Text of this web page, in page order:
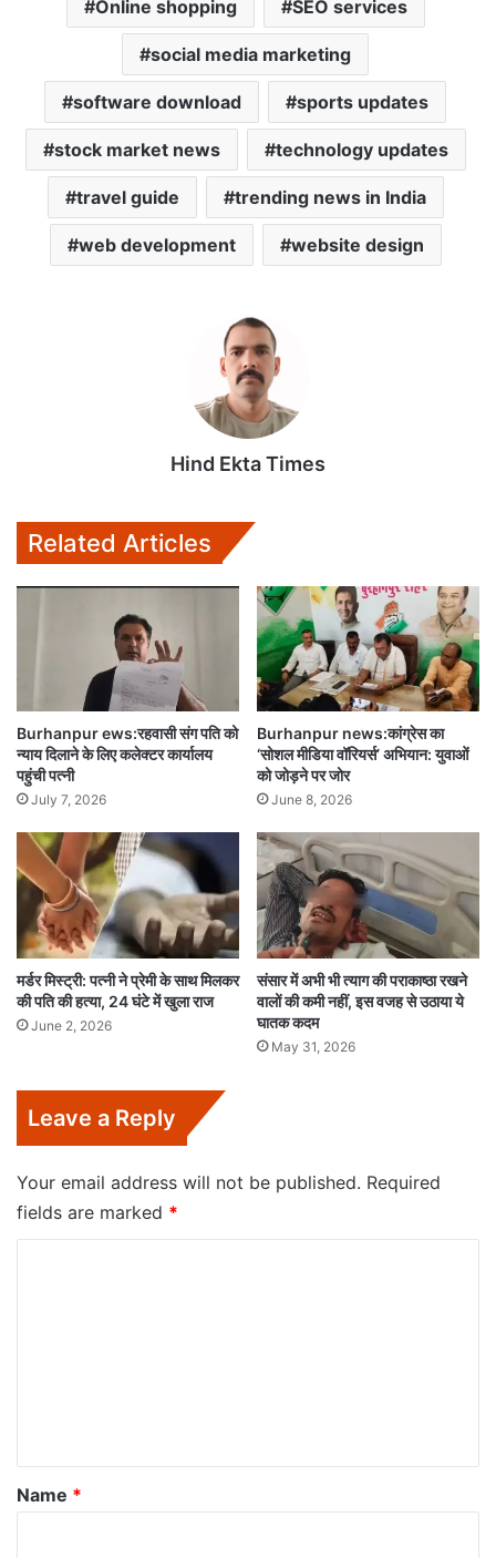
Online shopping SEO services
social media marketing
software download sports updates
stock market news technology updates
travel guide trending news in India
web development website design
Hind Ekta Times
Related Articles
Burhanpur ews:रहवासी संग पति को
न्याय दिलाने के लिए कलेक्टर कार्यालय
पहुंची पत्नी
July 7, 2026
Burhanpur news:कांग्रेस का
‘सोशल मीडिया वॉरियर्स’ अभियान: युवाओं
को जोड़ने पर जोर
June 8, 2026
मर्डर मिस्ट्री: पत्नी ने प्रेमी के साथ मिलकर
की पति की हत्या, 24 घंटे में खुला राज
June 2, 2026
संसार में अभी भी त्याग की पराकाष्ठा रखने
वालों की कमी नहीं, इस वजह से उठाया ये
घातक कदम
May 31, 2026
Leave a Reply
Your email address will not be published. Required
fields are marked *
*
Name *